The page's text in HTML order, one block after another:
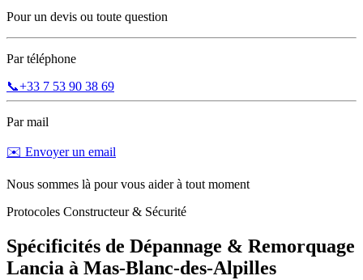
Pour un devis ou toute question
Par téléphone
📞+33 7 53 90 38 69
Par mail
✉️ Envoyer un email
Nous sommes là pour vous aider à tout moment
Protocoles Constructeur & Sécurité
Spécificités de Dépannage & Remorquage
Lancia à Mas-Blanc-des-Alpilles